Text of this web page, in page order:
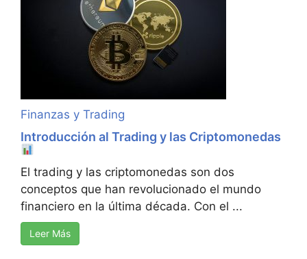
Finanzas y Trading
Introducción al Trading y las Criptomonedas
El trading y las criptomonedas son dos
conceptos que han revolucionado el mundo
financiero en la última década. Con el ...
Leer Más